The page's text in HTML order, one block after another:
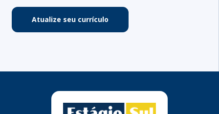
Atualize seu currículo